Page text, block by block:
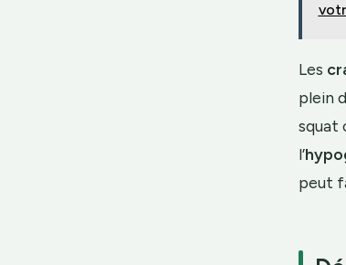
Les
plein
squat
l’
peut